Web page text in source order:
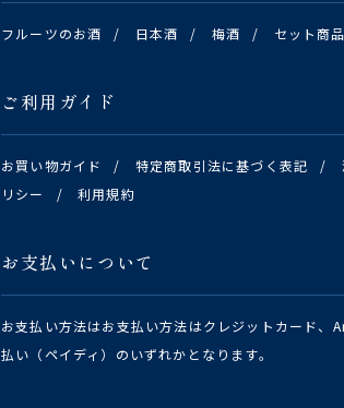
フルーツのお酒 / 日本酒 / 梅酒 / セット商品
ご利用ガイド
お買い物ガイド / 特定商取引法に基づく表記 /
リシー
/ 利用規約
お支払いについて
お支払い方法はお支払い方法はクレジットカード
払い（ペイディ）のいずれかとなります。